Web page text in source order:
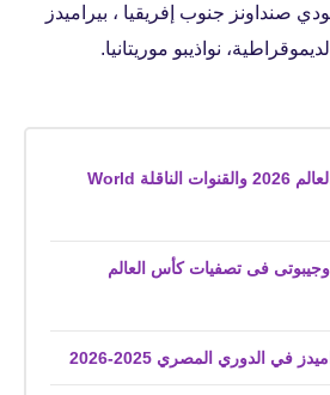
صنداونز جنوب إفريقيا ، بيراميدز
نواذيبو موريتانيا.
موعد قرعة كأس العالم 2026 والقنوات الناقلة World
فى تصفيات كأس العالم
في الدوري المصري 2025-2026